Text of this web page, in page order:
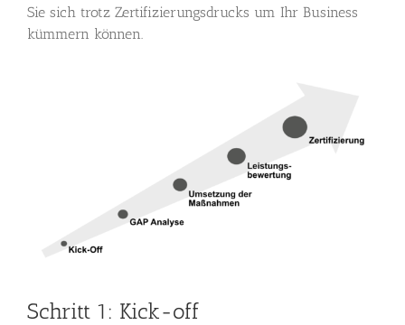
Sie sich trotz Zertifizierungsdrucks um Ihr Business
kümmern können.
Schritt 1: Kick-off